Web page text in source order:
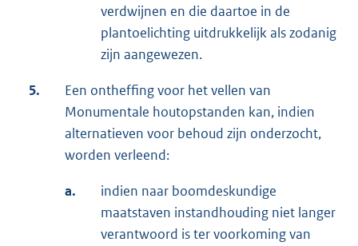
verdwijnen en die daartoe in de
plantoelichting uitdrukkelijk als zodanig
zijn aangewezen.
5.
Een ontheffing voor het vellen van
Monumentale houtopstanden kan, indien
alternatieven voor behoud zijn onderzocht,
worden verleend:
a.
indien naar boomdeskundige
maatstaven instandhouding niet langer
verantwoord is ter voorkoming van